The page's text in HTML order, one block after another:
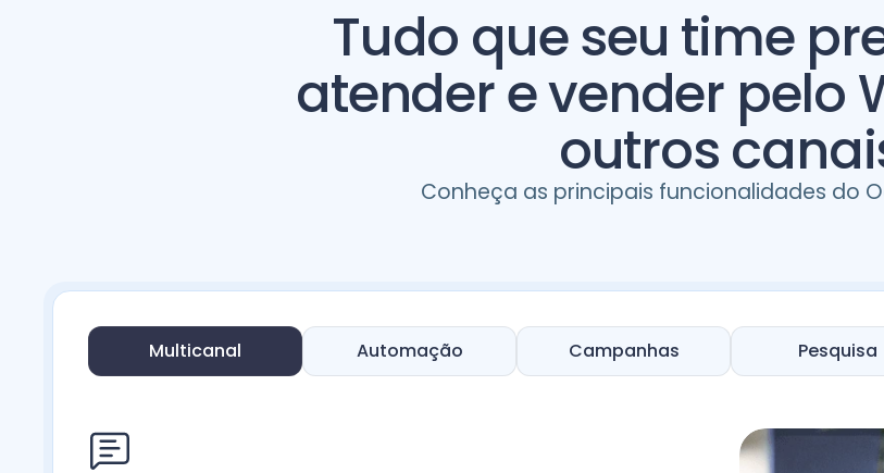
Tudo que seu time
atender e vender pelo
outros
Conheça as principais funcionalidades do
Multicanal Automação Campanhas Pesquisa